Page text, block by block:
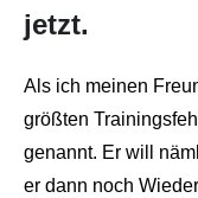
jetzt.
Als ich meinen
größten
genannt. Er will
er dann noch